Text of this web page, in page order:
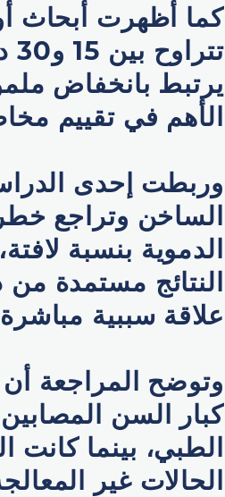
كما أظهرت أبحاث
يرتبط بانخفاض
الأهم في تقييم
وربطت إحدى
الساخن وتراجع
الدموية بنسبة
النتائج مستمدة من
علاقة سببية
وتوضح المراجعة
كبار السن
الطبي، بينما كانت
الحالات غير